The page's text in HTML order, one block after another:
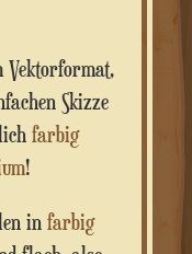
Skizze
farbig
!
in farbig